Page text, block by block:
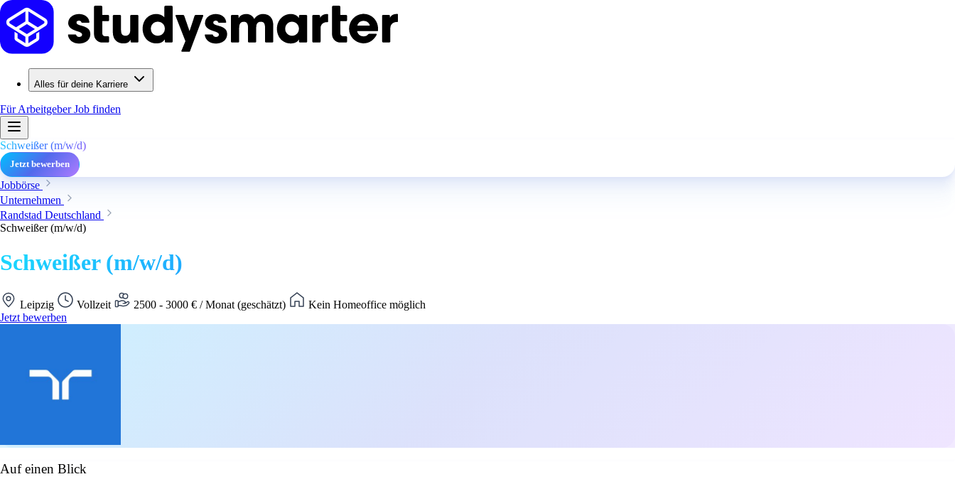
Alles für deine Karriere
Für ArbeitgeberJob finden
Schweißer (m/w/d)
Jetzt bewerben
Jobbörse
Unternehmen
Randstad Deutschland
Schweißer (m/w/d)
Schweißer (m/w/d)
Leipzig Vollzeit 2500 - 3000 € / Monat (geschätzt)
Kein Homeoffice möglich
Jetzt bewerben
Auf einen Blick